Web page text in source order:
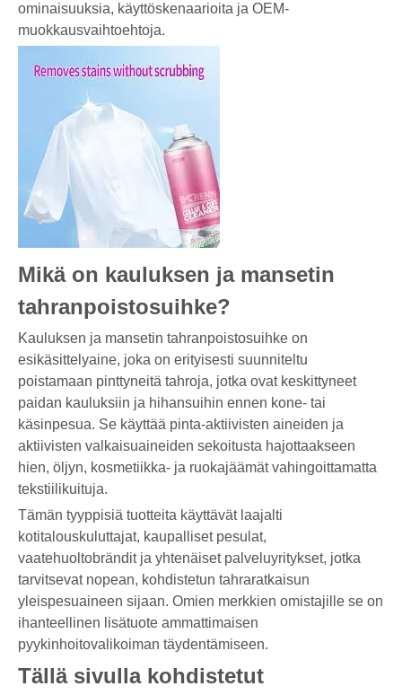
ominaisuuksia, käyttöskenaarioita ja OEM-
muokkausvaihtoehtoja.
Mikä on kauluksen ja mansetin
tahranpoistosuihke?
Kauluksen ja mansetin tahranpoistosuihke on
esikäsittelyaine, joka on erityisesti suunniteltu
poistamaan pinttyneitä tahroja, jotka ovat keskittyneet
paidan kauluksiin ja hihansuihin ennen kone- tai
käsinpesua. Se käyttää pinta-aktiivisten aineiden ja
aktiivisten valkaisuaineiden sekoitusta hajottaakseen
hien, öljyn, kosmetiikka- ja ruokajäämät vahingoittamatta
tekstiilikuituja.
Tämän tyyppisiä tuotteita käyttävät laajalti
kotitalouskuluttajat, kaupalliset pesulat,
vaatehuoltobrändit ja yhtenäiset palveluyritykset, jotka
tarvitsevat nopean, kohdistetun tahraratkaisun
yleispesuaineen sijaan. Omien merkkien omistajille se on
ihanteellinen lisätuote ammattimaisen
pyykinhoitovalikoiman täydentämiseen.
Tällä sivulla kohdistetut